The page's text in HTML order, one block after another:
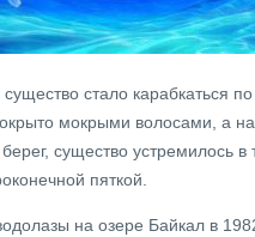
стало карабкаться
мокрыми волосами, а
существо устремилось в
пяткой.
на озере Байкал в